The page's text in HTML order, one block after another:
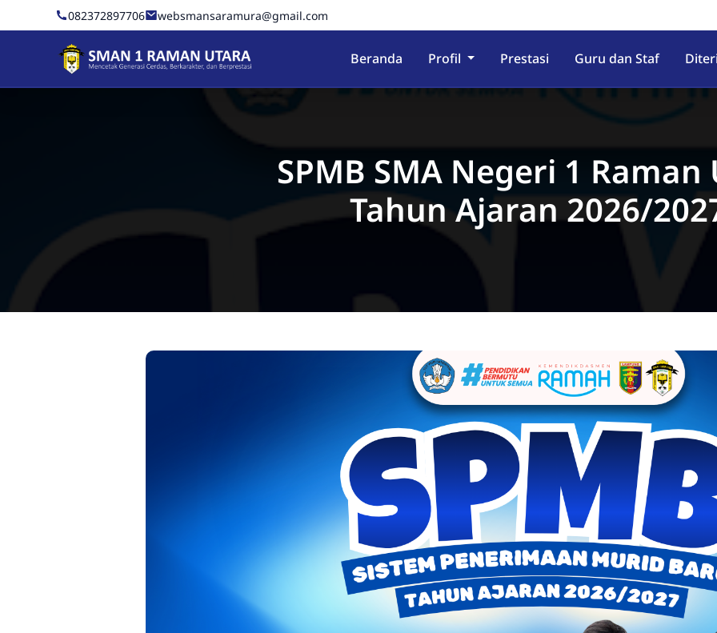
Skip to Content082372897706 websmansaramura@gmail.com
SMAN 1 RAMAN UTARA Beranda Profil Prestasi Guru dan Staf
SPMB SMA Negeri 1
Tahun Ajaran 2026/